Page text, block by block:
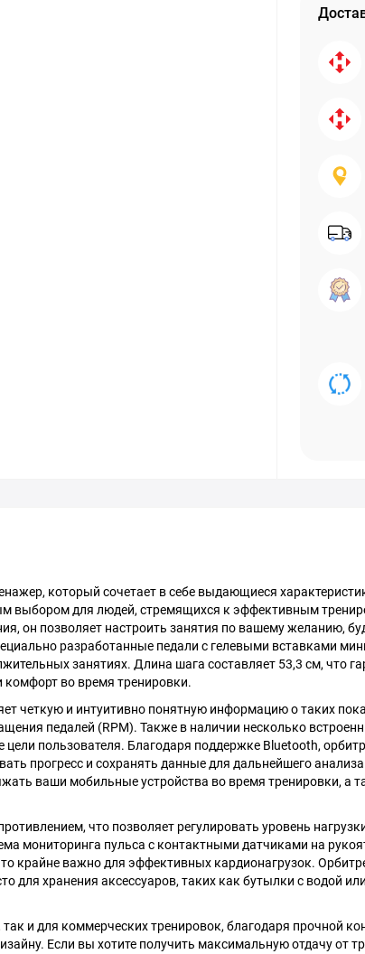
который сочетает в себе выдающиеся
выбором для людей, стремящихся к эффективным
он позволяет настроить занятия по вашему желанию,
разработанные педали с гелевыми вставками
занятиях. Длина шага составляет 53,3 см, что
комфорт во время тренировки.
четкую и интуитивно понятную информацию о таких
педалей (RPM). Также в наличии несколько
пользователя. Благодаря поддержке Bluetooth,
прогресс и сохранять данные для дальнейшего
ваши мобильные устройства во время тренировки, а
что позволяет регулировать уровень
мониторинга пульса с контактными датчиками на
крайне важно для эффективных кардионагрузок.
для хранения аксессуаров, таких как бутылки с водой
и для коммерческих тренировок, благодаря прочной
Если вы хотите получить максимальную отдачу от